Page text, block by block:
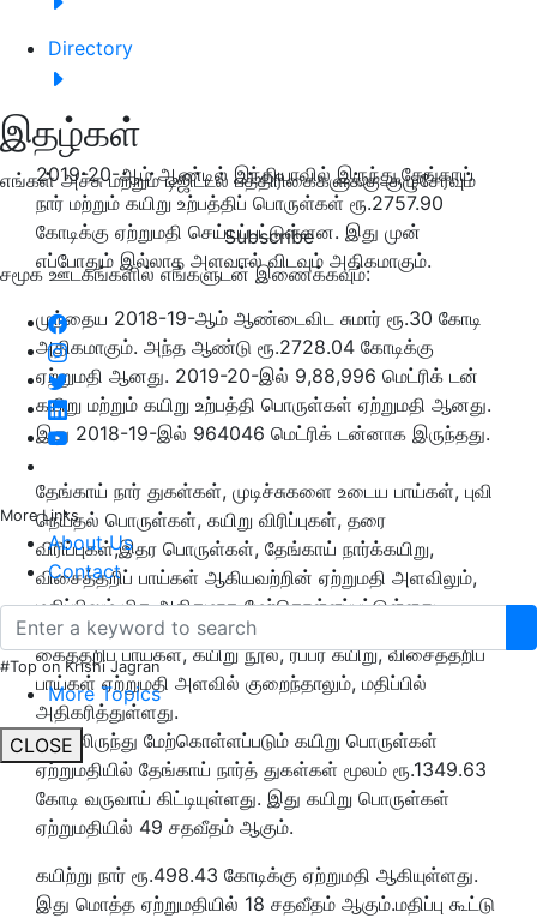
Directory
இதழ்கள்
எங்கள் அச்சு மற்றும் டிஜிட்டல் பத்திரிகைகளுக்கு குழுசேரவும்
Subscribe
சமூக ஊடகங்களில் எங்களுடன் இணைக்கவும்:
More Links
About Us
Contact
#Top on Krishi Jagran
More Topics
CLOSE
2019-20-ஆம் ஆண்டில் இந்தியாவில் இருந்து,தேங்காய்
நார் மற்றும் கயிறு உற்பத்திப் பொருள்கள் ரூ.2757.90
கோடிக்கு ஏற்றுமதி செய்யப்பட்டுள்ளன. இது முன்
எப்போதும் இல்லாத அளவஈல் விடவும் அதிகமாகும்.
முந்தைய 2018-19-ஆம் ஆண்டைவிட சுமார் ரூ.30 கோடி
அதிகமாகும். அந்த ஆண்டு ரூ.2728.04 கோடிக்கு
ஏற்றுமதி ஆனது. 2019-20-இல் 9,88,996 மெட்ரிக் டன்
கயிறு மற்றும் கயிறு உற்பத்தி பொருள்கள் ஏற்றுமதி ஆனது.
இது 2018-19-இல் 964046 மெட்ரிக் டன்னாக இருந்தது.
தேங்காய் நார் துகள்கள், முடிச்சுகளை உடைய பாய்கள், புவி
நெய்தல் பொருள்கள், கயிறு விரிப்புகள், தரை
விரிப்புகள்,இதர பொருள்கள், தேங்காய் நார்க்கயிறு,
விசைத்தறிப் பாய்கள் ஆகியவற்றின் ஏற்றுமதி அளவிலும்,
மதிப்பிலும் மிக அதிகமாக மேற்கொள்ளப்பட்டுள்ளது.
கைத்தறிப் பாய்கள், கயிறு நூல், ரப்பர் கயிறு, விசைத்தறிப்
பாய்கள் ஏற்றுமதி அளவில் குறைந்தாலும், மதிப்பில்
அதிகரித்துள்ளது.
நாட்டிலிருந்து மேற்கொள்ளப்படும் கயிறு பொருள்கள்
ஏற்றுமதியில் தேங்காய் நார்த் துகள்கள் மூலம் ரூ.1349.63
கோடி வருவாய் கிட்டியுள்ளது. இது கயிறு பொருள்கள்
ஏற்றுமதியில் 49 சதவீதம் ஆகும்.
கயிற்று நார் ரூ.498.43 கோடிக்கு ஏற்றுமதி ஆகியுள்ளது.
இது மொத்த ஏற்றுமதியில் 18 சதவீதம் ஆகும்.மதிப்பு கூட்டு